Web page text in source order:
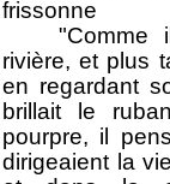
frissonne
"Comme
rivière, et plus
en regardant
brillait le
pourpre, il
dirigeaient la